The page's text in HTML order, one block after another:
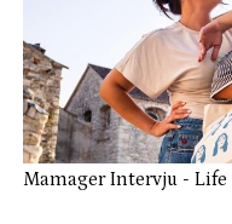
Mamager Intervju -Life